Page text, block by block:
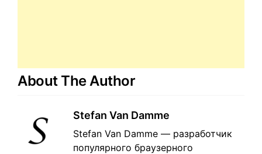
About The Author
Stefan Van Damme
Stefan Van Damme — разработчик
популярного браузерного